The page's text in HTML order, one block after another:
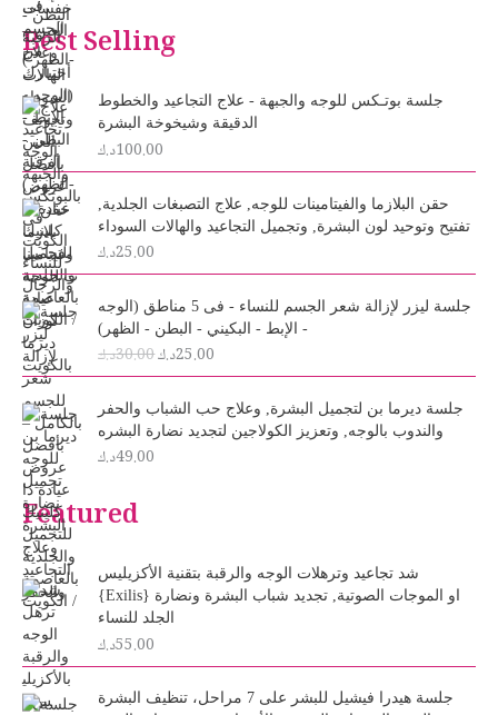
Best Selling
جلسة بوتـكس للوجه والجبهة - علاج التجاعيد والخطوط
الدقيقة وشيخوخة البشرة
100.00د.ك
حقن البلازما والفيتامينات للوجه, علاج التصبغات الجلدية,
تفتيح وتوحيد لون البشرة, وتجميل التجاعيد والهالات السوداء
25.00د.ك
جلسة ليزر لإزالة شعر الجسم للنساء - فى 5 مناطق (الوجه
- الإبط - البكيني - البطن - الظهر)
30.00د.ك
O
r
i
g
i
n
a
e
w
a
s
3
0
25.00د.ك
C
u
r
e
n
t
s
:
.
0
جلسة ديرما بن لتجميل البشرة, وعلاج حب الشباب والحفر
والندوب بالوجه, وتعزيز الكولاجين لتجديد نضارة البشره
49.00د.ك
Featured
شد تجاعيد وترهلات الوجه والرقبة بتقنية الأكزيليس
{Exilis} او الموجات الصوتية, تجديد شباب البشرة ونضارة
الجلد للنساء
55.00د.ك
جلسة هيدرا فيشيل للبشر على 7 مراحل، تنظيف البشرة